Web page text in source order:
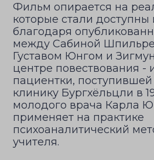
Фильм опирается на
которые стали доступны
благодаря
между Сабиной
Густавом Юнгом и
центре повествования -
пациентки,
клинику Бургхёльцли в
молодого врача Карла
применяет на практике
психоаналитический
учителя.